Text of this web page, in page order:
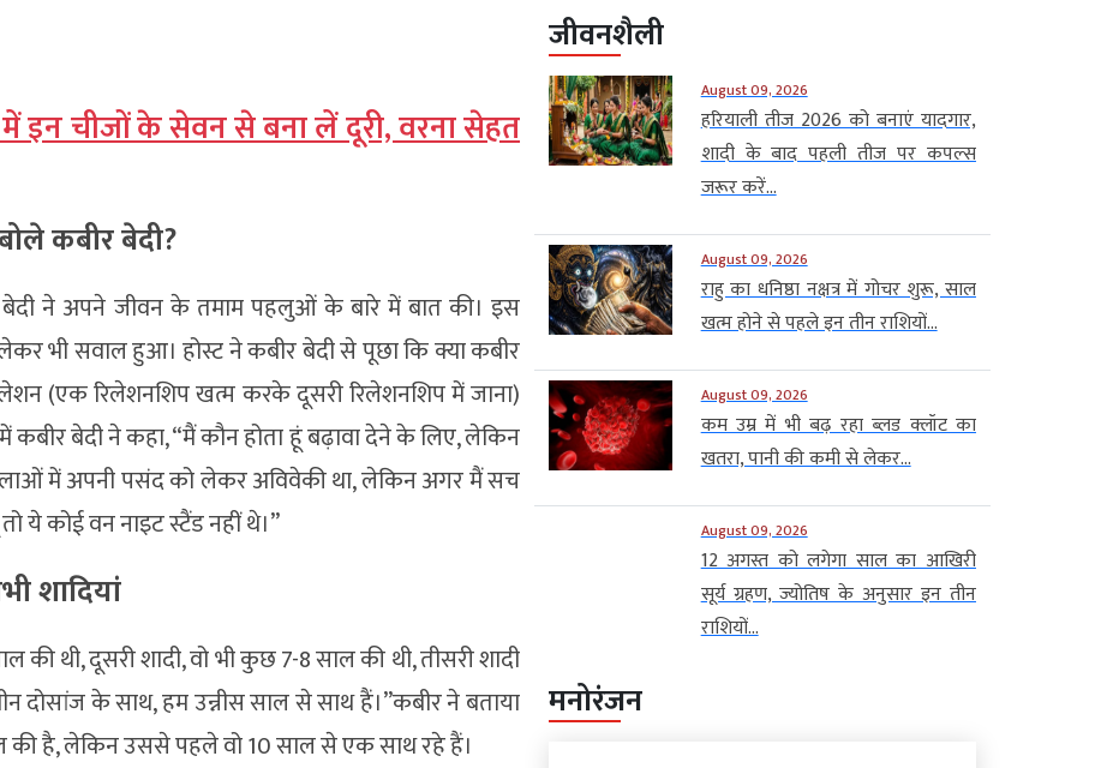
में इन चीजों के सेवन से बना लें दूरी, वरना सेहत
कबीर बेदी?
बेदी ने अपने जीवन के तमाम पहलुओं के बारे में बात की। इस
भी सवाल हुआ। होस्ट ने कबीर बेदी से पूछा कि क्या कबीर
(एक रिलेशनशिप खत्म करके दूसरी रिलेशनशिप में जाना)
बेदी ने कहा, “मैं कौन होता हूं बढ़ावा देने के लिए, लेकिन
में अपनी पसंद को लेकर अविवेकी था, लेकिन अगर मैं सच
ये कोई वन नाइट स्टैंड नहीं थे।”
शादियां
थी, दूसरी शादी, वो भी कुछ 7-8 साल की थी, तीसरी शादी
दोसांज के साथ, हम उन्नीस साल से साथ हैं।”कबीर ने बताया
की है, लेकिन उससे पहले वो 10 साल से एक साथ रहे हैं।
जीवनशैली
August 09, 2026
हरियाली तीज 2026 को बनाएं यादगार,
शादी के बाद पहली तीज पर कपल्स
जरूर करें...
August 09, 2026
राहु का धनिष्ठा नक्षत्र में गोचर शुरू, साल
खत्म होने से पहले इन तीन राशियों...
August 09, 2026
कम उम्र में भी बढ़ रहा ब्लड क्लॉट का
खतरा, पानी की कमी से लेकर...
August 09, 2026
12 अगस्त को लगेगा साल का आखिरी
सूर्य ग्रहण, ज्योतिष के अनुसार इन तीन
राशियों...
मनोरंजन